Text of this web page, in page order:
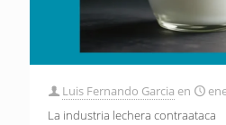
Luis Fernando Garcia en
La industria lechera contraataca